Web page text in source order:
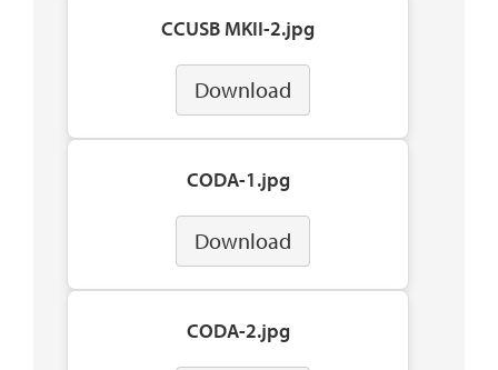
CCUSB MKII-2.jpg
Download
CODA-1.jpg
Download
CODA-2.jpg